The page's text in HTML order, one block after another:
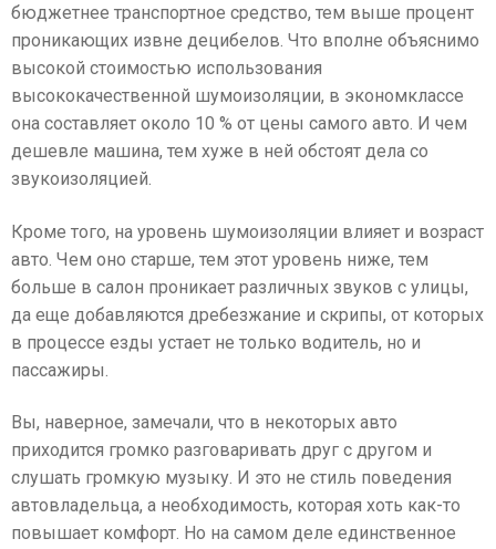
бюджетнее транспортное средство, тем выше процент
проникающих извне децибелов. Что вполне объяснимо
высокой стоимостью использования
высококачественной шумоизоляции, в экономклассе
она составляет около 10 % от цены самого авто. И чем
дешевле машина, тем хуже в ней обстоят дела со
звукоизоляцией.
Кроме того, на уровень шумоизоляции влияет и возраст
авто. Чем оно старше, тем этот уровень ниже, тем
больше в салон проникает различных звуков с улицы,
да еще добавляются дребезжание и скрипы, от которых
в процессе езды устает не только водитель, но и
пассажиры.
Вы, наверное, замечали, что в некоторых авто
приходится громко разговаривать друг с другом и
слушать громкую музыку. И это не стиль поведения
автовладельца, а необходимость, которая хоть как-то
повышает комфорт. Но на самом деле единственное